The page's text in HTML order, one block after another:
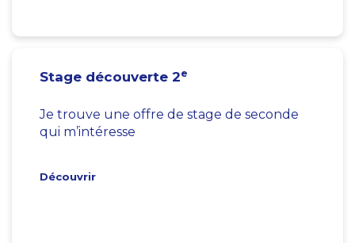
Stage découverte 2e
Je trouve une offre de stage de seconde
qui m’intéresse
Découvrir